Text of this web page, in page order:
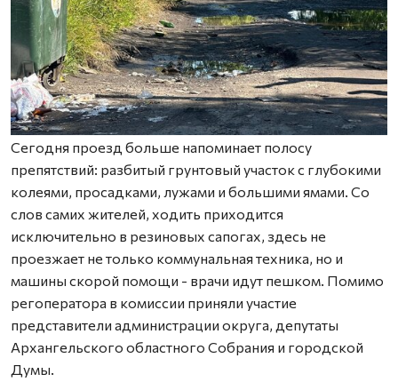
Сегодня проезд больше напоминает полосу
препятствий: разбитый грунтовый участок с глубокими
колеями, просадками, лужами и большими ямами. Со
слов самих жителей, ходить приходится
исключительно в резиновых сапогах, здесь не
проезжает не только коммунальная техника, но и
машины скорой помощи - врачи идут пешком. Помимо
регоператора в комиссии приняли участие
представители администрации округа, депутаты
Архангельского областного Собрания и городской
Думы.